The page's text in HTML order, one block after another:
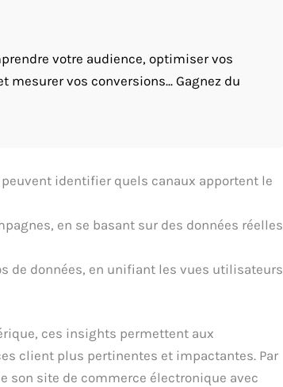
votre audience, optimiser vos
vos conversions... Gagnez du
identifier quels canaux apportent le
en se basant sur des données réelles
de données, en unifiant les vues utilisateurs
ces insights permettent aux
client plus pertinentes et impactantes. Par
son site de commerce électronique avec